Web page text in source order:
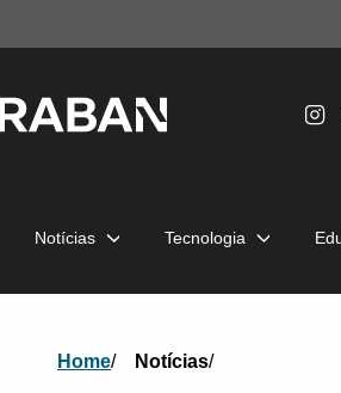
Notícias Tecnologia
Home Notícias